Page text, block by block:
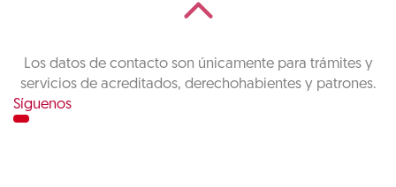
Los datos de contacto son únicamente para trámites y
servicios de acreditados, derechohabientes y patrones.
Síguenos